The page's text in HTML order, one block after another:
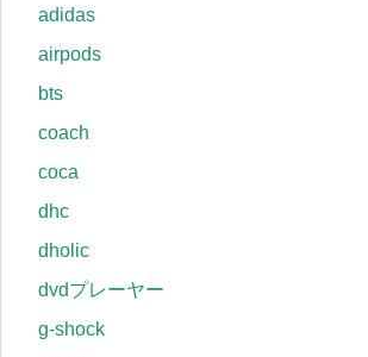
adidas
airpods
bts
coach
coca
dhc
dholic
dvdプレーヤー
g-shock